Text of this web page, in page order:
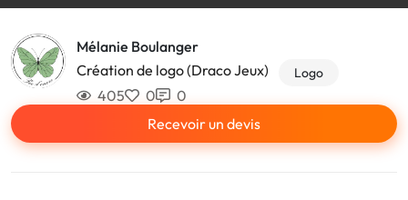
Mélanie Boulanger
Création de logo (Draco Jeux)
Logo
405 0
0
Recevoir un devis